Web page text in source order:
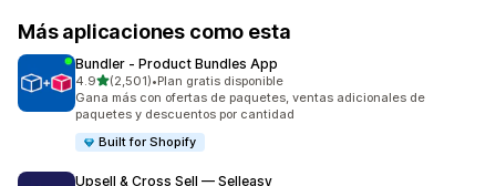
Más aplicaciones como esta
Bundler ‑ Product Bundles App
4.9de 5 estrellas
(2,501)
2501 reseñas en total
•Plan gratis disponible
Gana más con ofertas de paquetes, ventas adicionales de
paquetes y descuentos por cantidad
Built for Shopify
Upsell & Cross Sell — Selleasy